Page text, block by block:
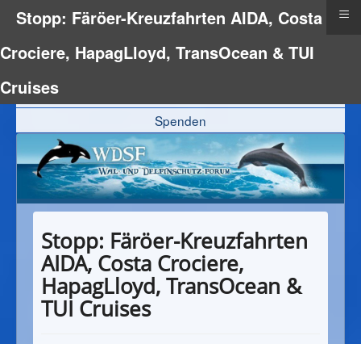
Spenden
Stopp: Färöer-Kreuzfahrten
AIDA, Costa Crociere,
HapagLloyd, TransOcean &
TUI Cruises
Stopp: Färöer-Kreuzfahrten AIDA, Costa
Crociere, HapagLloyd, TransOcean & TUI
Cruises
≡